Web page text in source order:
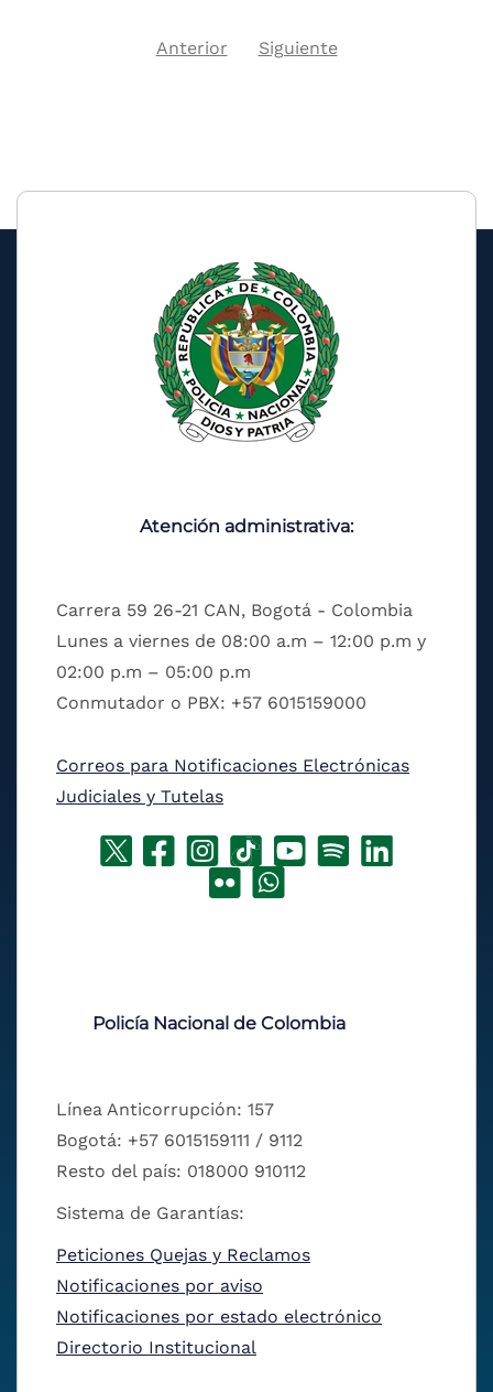
Pagination
Previous
Anterior
Next
Siguiente
Atención administrativa:
Carrera 59 26-21 CAN, Bogotá - Colombia
Lunes a viernes de 08:00 a.m – 12:00 p.m y
02:00 p.m – 05:00 p.m
Conmutador o PBX: +57 6015159000
Correos para Notificaciones Electrónicas
Judiciales y Tutelas
Policía Nacional de Colombia
Línea Anticorrupción: 157
Bogotá: +57 6015159111 / 9112
Resto del país: 018000 910112
Sistema de Garantías:
Peticiones Quejas y Reclamos
Notificaciones por aviso
Notificaciones por estado electrónico
Directorio Institucional